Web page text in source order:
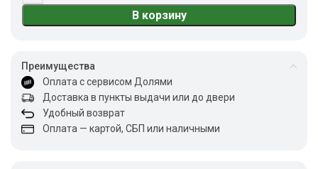
В корзину
Преимущества
Оплата с сервисом Долями
Доставка в пункты выдачи или до двери
Удобный возврат
Оплата — картой, СБП или наличными